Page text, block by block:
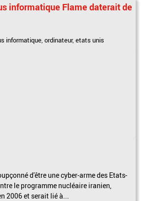
informatique Flame daterait de
informatique,ordinateur,etats unis
d'être une cyber-arme des Etats-
le programme nucléaire iranien,
2006 et serait lié à...